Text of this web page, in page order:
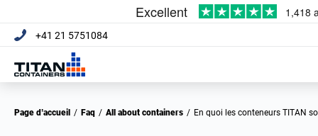
+41 21 5751084
Page d’accueil / Faq / All about containers / En quoi les conteneurs TITAN